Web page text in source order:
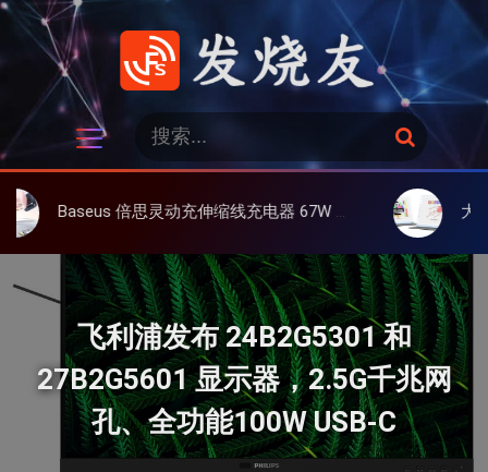
跳
发烧友
：
搜
索
倍思灵动充伸缩线充电器 67W 3C，超耐用可伸缩线、氮化镓、3C多设备同时充 大上 Paperlike 13K
飞利浦发布 24B2G5301 和
27B2G5601 显示器，2.5G千兆网
孔、全功能100W USB-C